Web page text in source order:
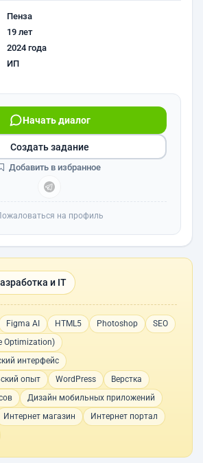
Пенза
19 лет
2024 года
ИП
Начать диалог
Создать задание
Добавить в избранное
на профиль
и IT
Figma AI HTML5 Photoshop
SEO
Optimization)
интерфейс
опыт
WordPress
Верстка
Дизайн мобильных приложений
Интернет магазин
Интернет портал